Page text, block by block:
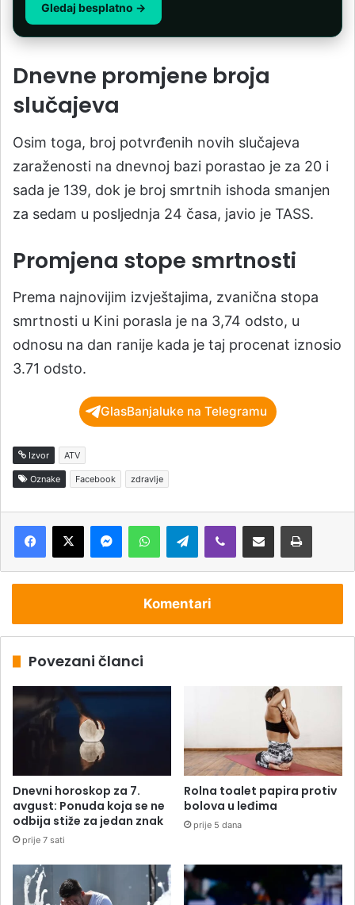
Gledaj besplatno →
Dnevne promjene broja
slučajeva
Osim toga, broj potvrđenih novih slučajeva
zaraženosti na dnevnoj bazi porastao je za 20 i
sada je 139, dok je broj smrtnih ishoda smanjen
za sedam u posljednja 24 časa, javio je TASS.
Promjena stope smrtnosti
Prema najnovijim izvještajima, zvanična stopa
smrtnosti u Kini porasla je na 3,74 odsto, u
odnosu na dan ranije kada je taj procenat iznosio
3.71 odsto.
GlasBanjaluke na Telegramu
Izvor ATV
Oznake Facebook zdravlje
Telegram
Komentari
Povezani članci
Dnevni horoskop za 7.
avgust: Ponuda koja se ne
odbija stiže za jedan znak
prije 7 sati
Rolna toalet papira protiv
bolova u leđima
prije 5 dana